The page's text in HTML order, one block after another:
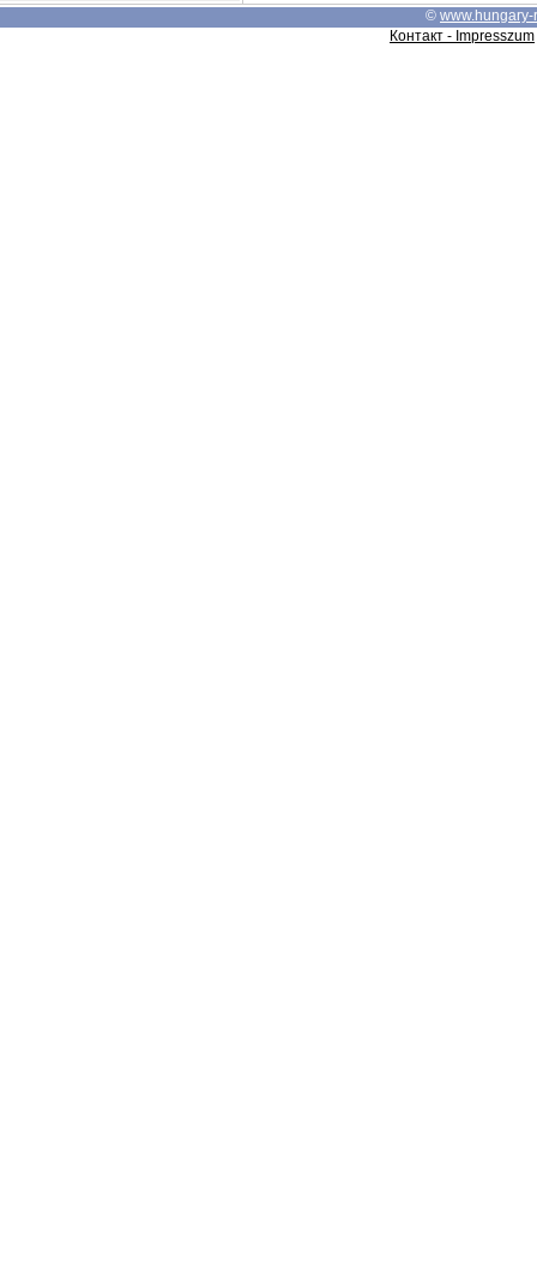
© www.hungary-
Контакт - Impresszum